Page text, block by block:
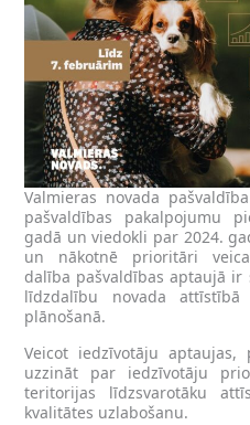
Valmieras novada
pašvaldības pakalpojumu
gadā un viedokli par 2024.
un nākotnē prioritāri
dalība pašvaldības aptaujā ir
līdzdalību novada
plānošanā.
Veicot iedzīvotāju
uzzināt par iedzīvotāju
teritorijas līdzsvarotāku
kvalitātes uzlabošanu.